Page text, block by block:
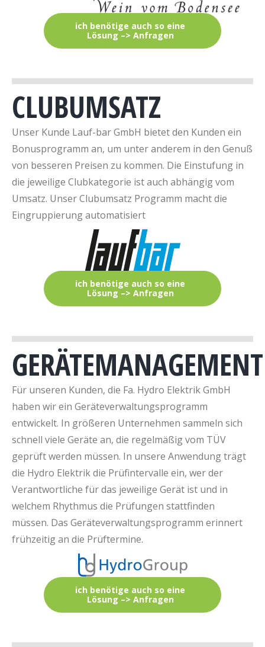
ich benötige auch so eine
Lösung –> Anfragen
CLUBUMSATZ
Unser Kunde Lauf-bar GmbH bietet den Kunden ein
Bonusprogramm an, um unter anderem in den Genuß
von besseren Preisen zu kommen. Die Einstufung in
die jeweilige Clubkategorie ist auch abhängig vom
Umsatz. Unser Clubumsatz Programm macht die
Eingruppierung automatisiert
ich benötige auch so eine
Lösung –> Anfragen
GERÄTEMANAGEMENT
Für unseren Kunden, die Fa. Hydro Elektrik GmbH
haben wir ein Geräteverwaltungsprogramm
entwickelt. In größeren Unternehmen sammeln sich
schnell viele Geräte an, die regelmäßig vom TÜV
geprüft werden müssen. In unsere Anwendung trägt
die Hydro Elektrik die Prüfintervalle ein, wer der
Verantwortliche für das jeweilige Gerät ist und in
welchem Rhythmus die Prüfungen stattfinden
müssen. Das Geräteverwaltungsprogramm erinnert
frühzeitig an die Prüftermine.
ich benötige auch so eine
Lösung –> Anfragen